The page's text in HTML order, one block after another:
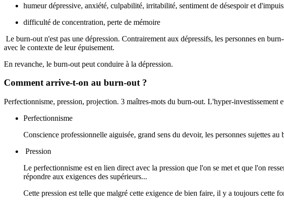
humeur dépressive, anxiété, culpabilité, irritabilité, sentiment de désespoir et
difficulté de concentration, perte de mémoire
Le burn-out n'est pas une dépression. Contrairement aux dépressifs, les personnes en
avec le contexte de leur épuisement.
En revanche, le burn-out peut conduire à la dépression.
Comment arrive-t-on au burn-out ?
Perfectionnisme, pression, projection. 3 maîtres-mots du burn-out. L'hyper-investissement
Perfectionnisme
Conscience professionnelle aiguisée, grand sens du devoir, les personnes sujettes
Pression
Le perfectionnisme est en lien direct avec la pression que l'on se met et que l'on
répondre aux exigences des supérieurs...
Cette pression est telle que malgré cette exigence de bien faire, il y a toujours cette